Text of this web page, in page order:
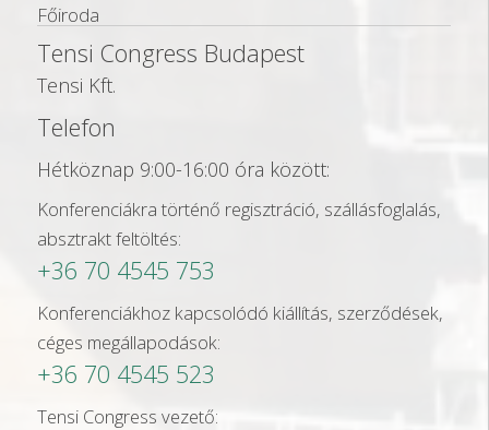
Főiroda
Tensi Congress Budapest
Tensi Kft.
Telefon
Hétköznap 9:00-16:00 óra között:
Konferenciákra történő regisztráció, szállásfoglalás,
absztrakt feltöltés:
+36 70 4545 753
Konferenciákhoz kapcsolódó kiállítás, szerződések,
céges megállapodások:
+36 70 4545 523
Tensi Congress vezető: